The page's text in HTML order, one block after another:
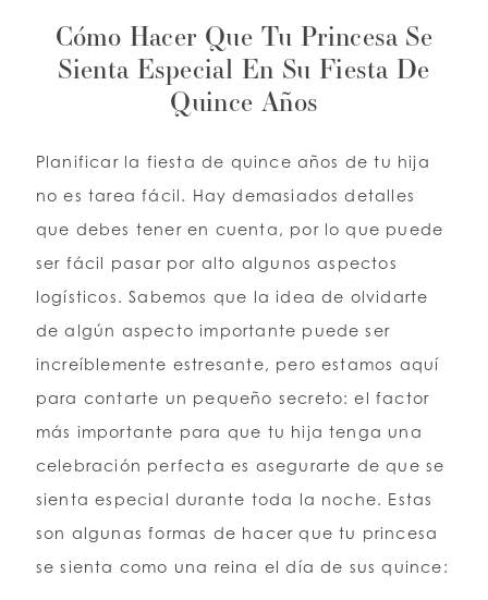
LISTA DE DESEOS
ESPAÑOL INGLES
Cómo Hacer Que Tu Princesa Se
Sienta Especial En Su Fiesta De
Quince Años
Planificar la fiesta de quince años de tu hija
no es tarea fácil. Hay demasiados detalles
que debes tener en cuenta, por lo que puede
ser fácil pasar por alto algunos aspectos
logísticos. Sabemos que la idea de olvidarte
de algún aspecto importante puede ser
increíblemente estresante, pero estamos aquí
para contarte un pequeño secreto: el factor
más importante para que tu hija tenga una
celebración perfecta es asegurarte de que se
sienta especial durante toda la noche. Estas
son algunas formas de hacer que tu princesa
se sienta como una reina el día de sus quince: